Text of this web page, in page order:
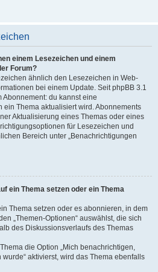
einem Lesezeichen und einem
Forum?
ähnlich den Lesezeichen in Web-
bei einem Update. Seit phpBB 3.1
du kannst eine
ein Thema aktualisiert wird. Abonnements
Aktualisierung eines Themas oder eines
für Lesezeichen und
Bereich unter „Benachrichtigungen
ein Thema setzen oder ein Thema
Thema setzen oder es abonnieren, in dem
„Themen-Optionen“ auswählst, die sich
des Diskussionsverlaufs des Themas
die Option „Mich benachrichtigen,
aktivierst, wird das Thema ebenfalls